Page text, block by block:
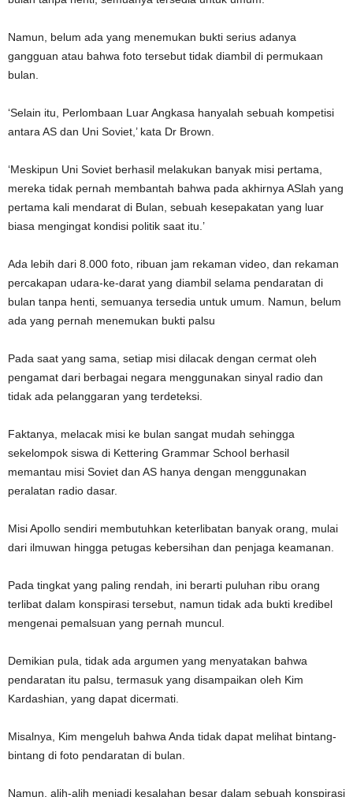
Namun, belum ada yang menemukan bukti serius adanya
gangguan atau bahwa foto tersebut tidak diambil di permukaan
bulan.
‘Selain itu, Perlombaan Luar Angkasa hanyalah sebuah kompetisi
antara AS dan Uni Soviet,’ kata Dr Brown.
‘Meskipun Uni Soviet berhasil melakukan banyak misi pertama,
mereka tidak pernah membantah bahwa pada akhirnya ASlah yang
pertama kali mendarat di Bulan, sebuah kesepakatan yang luar
biasa mengingat kondisi politik saat itu.’
Ada lebih dari 8.000 foto, ribuan jam rekaman video, dan rekaman
percakapan udara-ke-darat yang diambil selama pendaratan di
bulan tanpa henti, semuanya tersedia untuk umum. Namun, belum
ada yang pernah menemukan bukti palsu
Pada saat yang sama, setiap misi dilacak dengan cermat oleh
pengamat dari berbagai negara menggunakan sinyal radio dan
tidak ada pelanggaran yang terdeteksi.
Faktanya, melacak misi ke bulan sangat mudah sehingga
sekelompok siswa di Kettering Grammar School berhasil
memantau misi Soviet dan AS hanya dengan menggunakan
peralatan radio dasar.
Misi Apollo sendiri membutuhkan keterlibatan banyak orang, mulai
dari ilmuwan hingga petugas kebersihan dan penjaga keamanan.
Pada tingkat yang paling rendah, ini berarti puluhan ribu orang
terlibat dalam konspirasi tersebut, namun tidak ada bukti kredibel
mengenai pemalsuan yang pernah muncul.
Demikian pula, tidak ada argumen yang menyatakan bahwa
pendaratan itu palsu, termasuk yang disampaikan oleh Kim
Kardashian, yang dapat dicermati.
Misalnya, Kim mengeluh bahwa Anda tidak dapat melihat bintang-
bintang di foto pendaratan di bulan.
Namun, alih-alih menjadi kesalahan besar dalam sebuah konspirasi